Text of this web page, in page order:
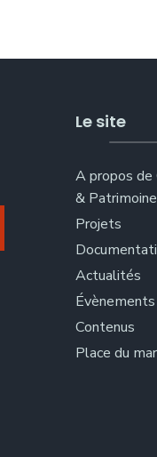
Le site
A propos de
&
Projets
Actualités
Évènements
Contenus
Place du